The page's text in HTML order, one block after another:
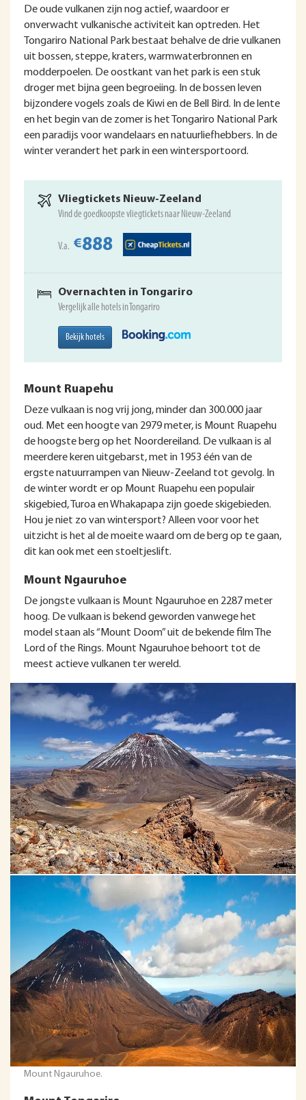
De oude vulkanen zijn nog actief, waardoor er
onverwacht vulkanische activiteit kan optreden. Het
Tongariro National Park bestaat behalve de drie vulkanen
uit bossen, steppe, kraters, warmwaterbronnen en
modderpoelen. De oostkant van het park is een stuk
droger met bijna geen begroeiing. In de bossen leven
bijzondere vogels zoals de Kiwi en de Bell Bird. In de lente
en het begin van de zomer is het Tongariro National Park
een paradijs voor wandelaars en natuurliefhebbers. In de
winter verandert het park in een wintersportoord.
Vliegtickets Nieuw-Zeeland
Vind de goedkoopste vliegtickets naar Nieuw-Zeeland
V.a. €888
Overnachten in Tongariro
Vergelijk alle hotels in Tongariro
Bekijk hotels
Mount Ruapehu
Deze vulkaan is nog vrij jong, minder dan 300.000 jaar
oud. Met een hoogte van 2979 meter, is Mount Ruapehu
de hoogste berg op het Noordereiland. De vulkaan is al
meerdere keren uitgebarst, met in 1953 één van de
ergste natuurrampen van Nieuw-Zeeland tot gevolg. In
de winter wordt er op Mount Ruapehu een populair
skigebied, Turoa en Whakapapa zijn goede skigebieden.
Hou je niet zo van wintersport? Alleen voor voor het
uitzicht is het al de moeite waard om de berg op te gaan,
dit kan ook met een stoeltjeslift.
Mount Ngauruhoe
De jongste vulkaan is Mount Ngauruhoe en 2287 meter
hoog. De vulkaan is bekend geworden vanwege het
model staan als “Mount Doom” uit de bekende film The
Lord of the Rings. Mount Ngauruhoe behoort tot de
meest actieve vulkanen ter wereld.
Mount Ngauruhoe.